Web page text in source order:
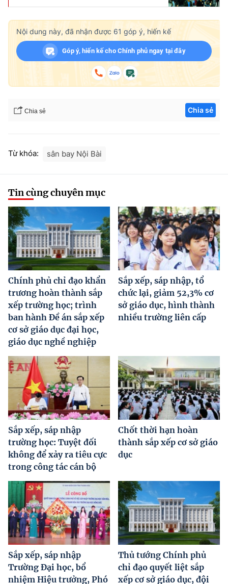
Nội dung này, đã nhận được 61 góp ý, hiến kế
Góp ý, hiến kế cho Chính phủ ngay tại đây
Chia sẻ Chia sẻ
Từ khóa: sân bay Nội Bài
Tin cùng chuyên mục
Chính phủ chỉ đạo khẩn
trương hoàn thành sắp
xếp trường học; trình
ban hành Đề án sắp xếp
cơ sở giáo dục đại học,
giáo dục nghề nghiệp
Sắp xếp, sáp nhập, tổ
chức lại, giảm 52,3% cơ
sở giáo dục, hình thành
nhiều trường liên cấp
Sắp xếp, sáp nhập
trường học: Tuyệt đối
không để xảy ra tiêu cực
trong công tác cán bộ
Chốt thời hạn hoàn
thành sắp xếp cơ sở giáo
dục
Sắp xếp, sáp nhập
Trường Đại học, bổ
nhiệm Hiệu trưởng, Phó
Thủ tướng Chính phủ
chỉ đạo quyết liệt sắp
xếp cơ sở giáo dục, đội